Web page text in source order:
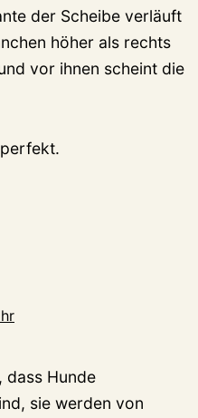
der Scheibe verläuft
höher als rechts
vor ihnen scheint die
dass Hunde
sie werden von